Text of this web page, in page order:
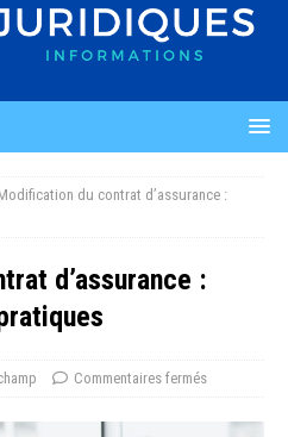
du contrat d’assurance :
d’assurance :
Commentaires fermés